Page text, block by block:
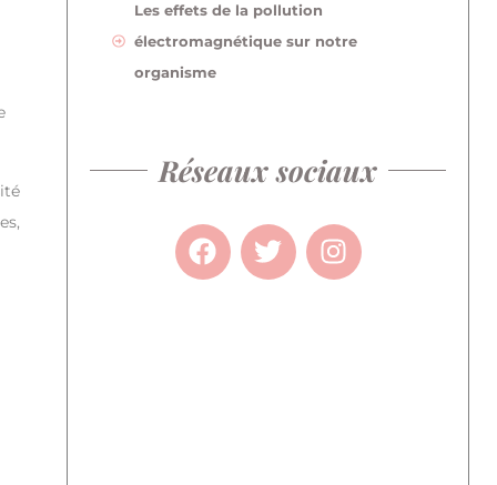
Les effets de la pollution
électromagnétique sur notre
organisme
Réseaux sociaux